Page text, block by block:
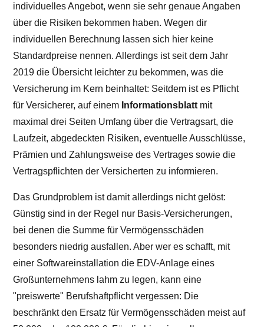
individuelles Angebot, wenn sie sehr genaue Angaben
über die Risiken bekommen haben. Wegen dir
individuellen Berechnung lassen sich hier keine
Standardpreise nennen. Allerdings ist seit dem Jahr
2019 die Übersicht leichter zu bekommen, was die
Versicherung im Kern beinhaltet: Seitdem ist es Pflicht
für Versicherer, auf einem Informationsblatt mit
maximal drei Seiten Umfang über die Vertragsart, die
Laufzeit, abgedeckten Risiken, eventuelle Ausschlüsse,
Prämien und Zahlungsweise des Vertrages sowie die
Vertragspflichten der Versicherten zu informieren.
Das Grundproblem ist damit allerdings nicht gelöst:
Günstig sind in der Regel nur Basis-Versicherungen,
bei denen die Summe für Vermögensschäden
besonders niedrig ausfallen. Aber wer es schafft, mit
einer Softwareinstallation die EDV-Anlage eines
Großunternehmens lahm zu legen, kann eine
"preiswerte" Berufshaftpflicht vergessen: Die
beschränkt den Ersatz für Vermögensschäden meist auf